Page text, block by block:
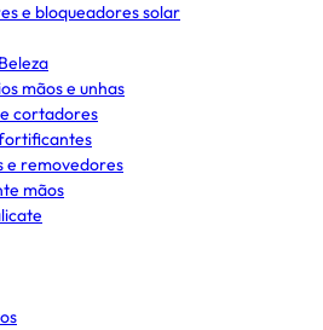
e bloqueadores solar
mãos e unhas
cortadores
e removedores
mãos